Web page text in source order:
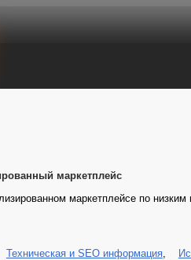
маркетплейс
маркетплейсе по
Техническая и SEO информация,